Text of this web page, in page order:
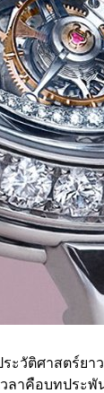
วัติศาสตร์ย
วลาคือบทป